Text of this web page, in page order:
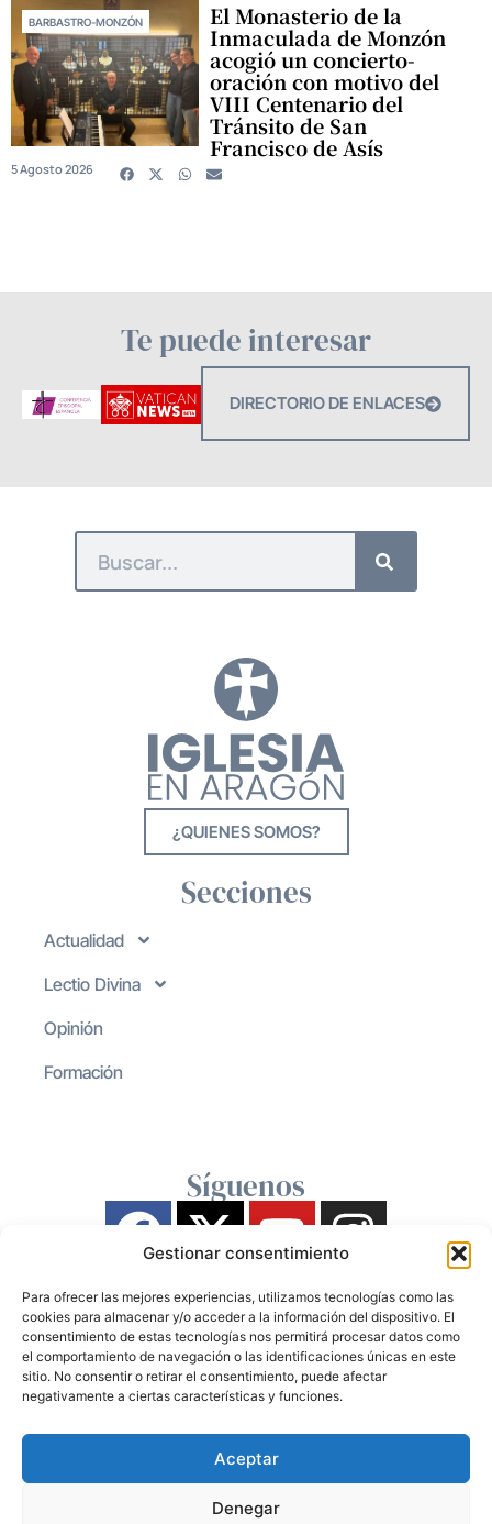
Gestionar consentimiento
Para ofrecer las mejores experiencias, utilizamos tecnologías como las
cookies para almacenar y/o acceder a la información del dispositivo. El
consentimiento de estas tecnologías nos permitirá procesar datos como
el comportamiento de navegación o las identificaciones únicas en este
sitio. No consentir o retirar el consentimiento, puede afectar
negativamente a ciertas características y funciones.
Aceptar
Denegar
BARBASTRO-MONZÓN El Monasterio de la
Inmaculada de Monzón
acogió un concierto-
oración con motivo del
VIII Centenario del
Tránsito de San
Francisco de Asís
5 Agosto 2026
Te puede interesar
DIRECTORIO DE ENLACES
¿QUIENES SOMOS?
Secciones
Actualidad
Lectio Divina
Opinión
Formación
Síguenos